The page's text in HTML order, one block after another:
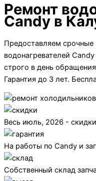
Ремонт
Candy в
Предоставляем срочные
водонагревателей
строго в день
Гарантия до 3 лет.
Весь июль, 2026 -
На работы по Candy и
Собственный склад